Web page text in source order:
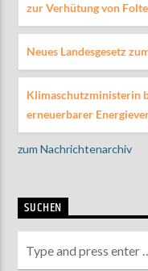
zur Verhütung von
Neues Landesgesetz
Klimaschutzministerin
erneuerbarer
zum Nachrichtenarchiv
SUCHEN